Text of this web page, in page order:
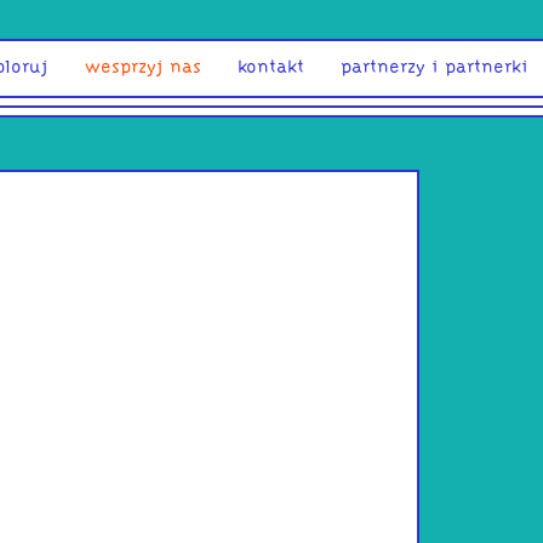
wesprzyj nas kontakt partnerzy i partnerki